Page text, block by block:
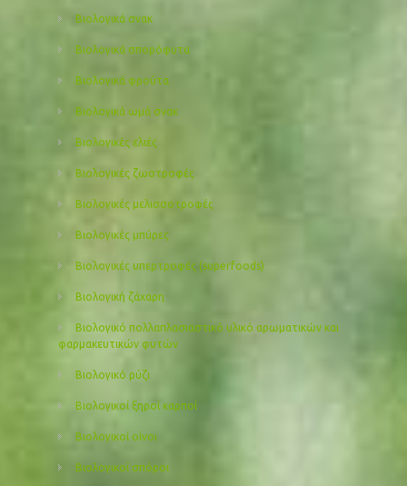
Βιολογικά σνακ
Βιολογικά σπορόφυτα
Βιολογικά φρούτα
Βιολογικά ωμά σνακ
Βιολογικές ελιές
Βιολογικές ζωοτροφές
Βιολογικές μελισσοτροφές
Βιολογικές μπύρες
Βιολογικές υπερτροφές (superfoods)
Βιολογική ζάχαρη
Βιολογικό πολλαπλασιαστικό υλικό αρωματικών και
φαρμακευτικών φυτών
Βιολογικό ρύζι
Βιολογικοί ξηροί καρποί
Βιολογικοί οίνοι
Βιολογικοί σπόροι